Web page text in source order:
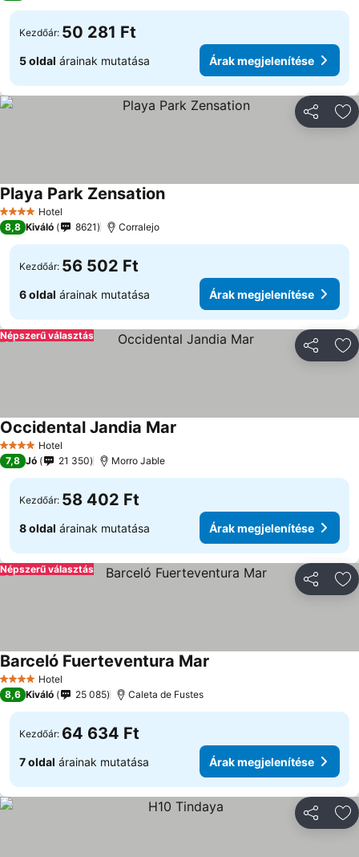
Kezdőár: 50 281 Ft
5 oldal árainak mutatása Árak megjelenítése
4 KategóriaHotel
Playa Park Zensation
8,8 Kiváló 8621 Corralejo
Kezdőár: 56 502 Ft
6 oldal árainak mutatása Árak megjelenítése
Népszerű választás
4 KategóriaHotel
Occidental Jandia Mar
7,8 Jó 21 350 Morro Jable
Kezdőár: 58 402 Ft
8 oldal árainak mutatása Árak megjelenítése
Népszerű választás
4 KategóriaHotel
Barceló Fuerteventura Mar
8,6 Kiváló 25 085 Caleta de Fustes
Kezdőár: 64 634 Ft
7 oldal árainak mutatása Árak megjelenítése